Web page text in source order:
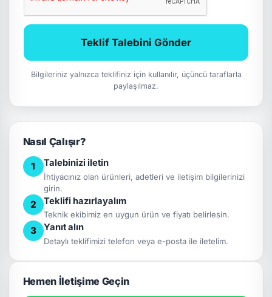
Teklif Talebini Gönder
Bilgileriniz yalnızca teklifiniz için kullanılır, üçüncü taraflarla
paylaşılmaz.
Nasıl Çalışır?
1 Talebinizi iletin
İhtiyacınız olan ürünleri, adetleri ve iletişim bilgilerinizi
girin.
2 Teklifi hazırlayalım
Teknik ekibimiz en uygun ürün ve fiyatı belirlesin.
3 Yanıt alın
Detaylı teklifimizi telefon veya e-posta ile iletelim.
Hemen İletişime Geçin